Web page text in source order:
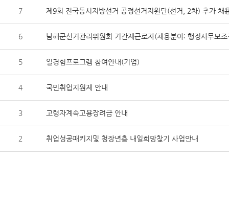
7 제9회 전국동시지방선거 공정선거지원단(선거, 2차) 추가 채
6 남해군선거관리위원회 기간제근로자(채용분야: 행정사무보
5 일경험프로그램 참여안내(기업)
4 국민취업지원제 안내
3 고령자계속고용장려금 안내
2 취업성공패키지및 청장년층 내일희망찾기 사업안내